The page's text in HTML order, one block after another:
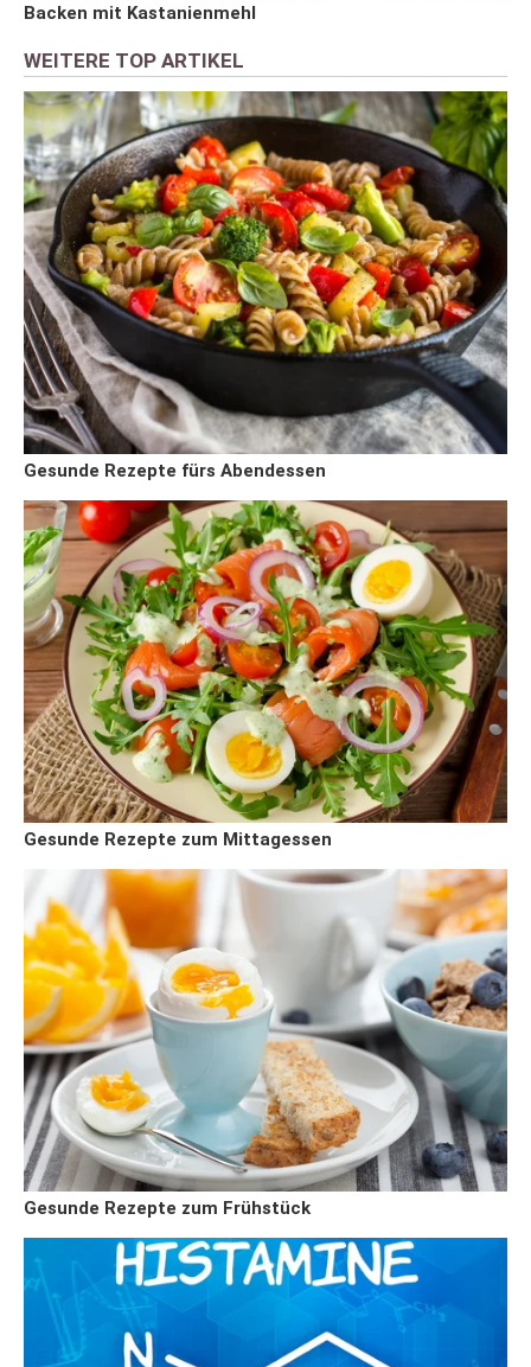
Backen mit Kastanienmehl
WEITERE TOP ARTIKEL
Gesunde Rezepte fürs Abendessen
Gesunde Rezepte zum Mittagessen
Gesunde Rezepte zum Frühstück